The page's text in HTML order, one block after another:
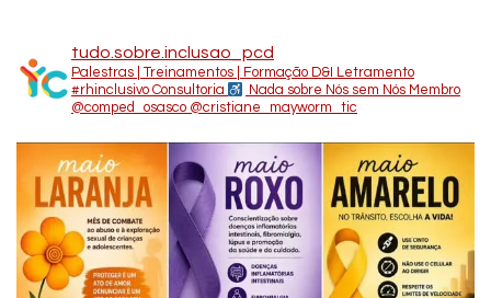
tudo.sobre.inclusao_pcd
Palestras | Treinamentos | Formação D&I Letramento
#rhinclusivo Consultoria Nada sobre Nós sem Nós Membro
@comped_osasco @cristiane_mayworm_tic